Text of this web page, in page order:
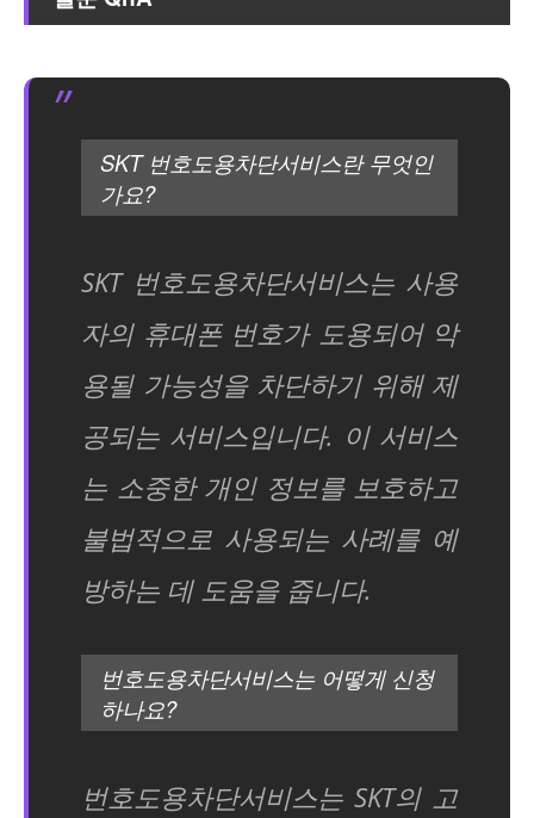
SKT 번호도용차단서비스란 무엇인
가요?
SKT 번호도용차단서비스는 사용
자의 휴대폰 번호가 도용되어 악
용될 가능성을 차단하기 위해 제
공되는 서비스입니다. 이 서비스
는 소중한 개인 정보를 보호하고
불법적으로 사용되는 사례를 예
방하는 데 도움을 줍니다.
번호도용차단서비스는 어떻게 신청
하나요?
번호도용차단서비스는 SKT의 고